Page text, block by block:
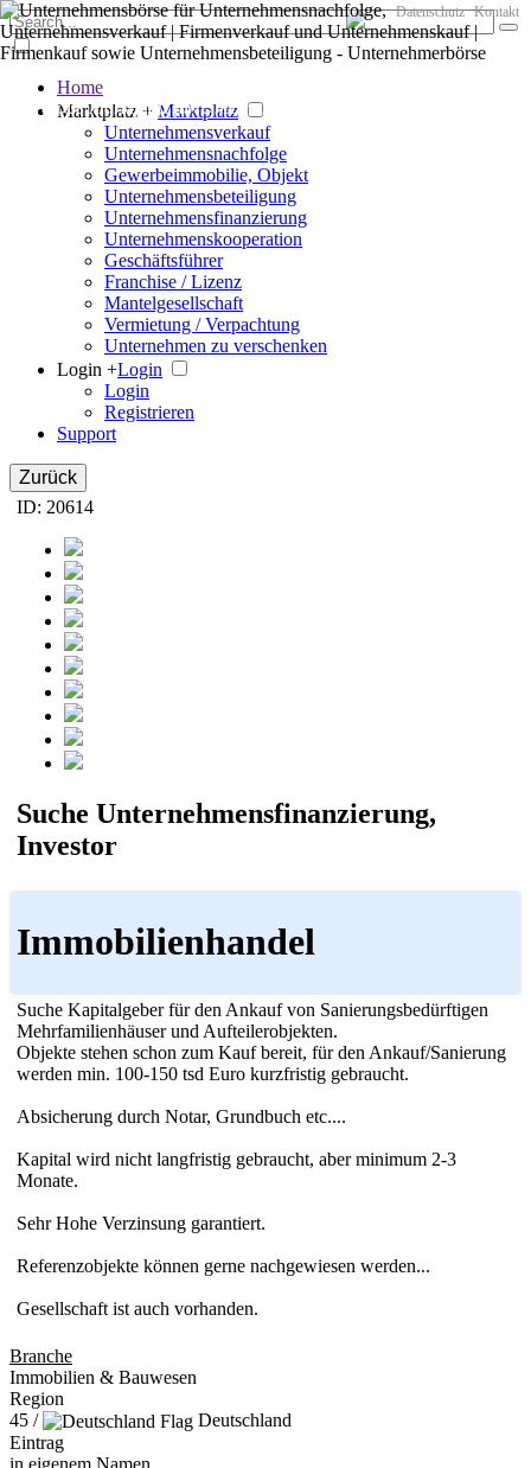
Der große Marktplatz für Unternehmen
Datenschutz Kontakt
Home
Marktplatz + Marktplatz
Unternehmensverkauf
Unternehmensnachfolge
Gewerbeimmobilie, Objekt
Unternehmensbeteiligung
Unternehmensfinanzierung
Unternehmenskooperation
Geschäftsführer
Franchise / Lizenz
Mantelgesellschaft
Vermietung / Verpachtung
Unternehmen zu verschenken
Login +Login
Login
Registrieren
Support
Zurück
ID: 20614
Suche Unternehmensfinanzierung,
Investor
Immobilienhandel
Suche Kapitalgeber für den Ankauf von Sanierungsbedürftigen
Mehrfamilienhäuser und Aufteilerobjekten.
Objekte stehen schon zum Kauf bereit, für den Ankauf/Sanierung
werden min. 100-150 tsd Euro kurzfristig gebraucht.
Absicherung durch Notar, Grundbuch etc....
Kapital wird nicht langfristig gebraucht, aber minimum 2-3
Monate.
Sehr Hohe Verzinsung garantiert.
Referenzobjekte können gerne nachgewiesen werden...
Gesellschaft ist auch vorhanden.
Branche
Immobilien & Bauwesen
Region
45 /
Deutschland
Eintrag
in eigenem Namen